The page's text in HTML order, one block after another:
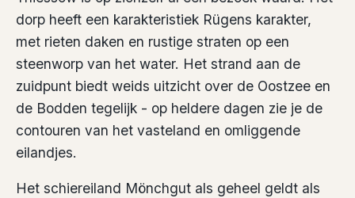
dorp heeft een karakteristiek Rügens karakter,
met rieten daken en rustige straten op een
steenworp van het water. Het strand aan de
zuidpunt biedt weids uitzicht over de Oostzee en
de Bodden tegelijk - op heldere dagen zie je de
contouren van het vasteland en omliggende
eilandjes.
Het schiereiland Mönchgut als geheel geldt als